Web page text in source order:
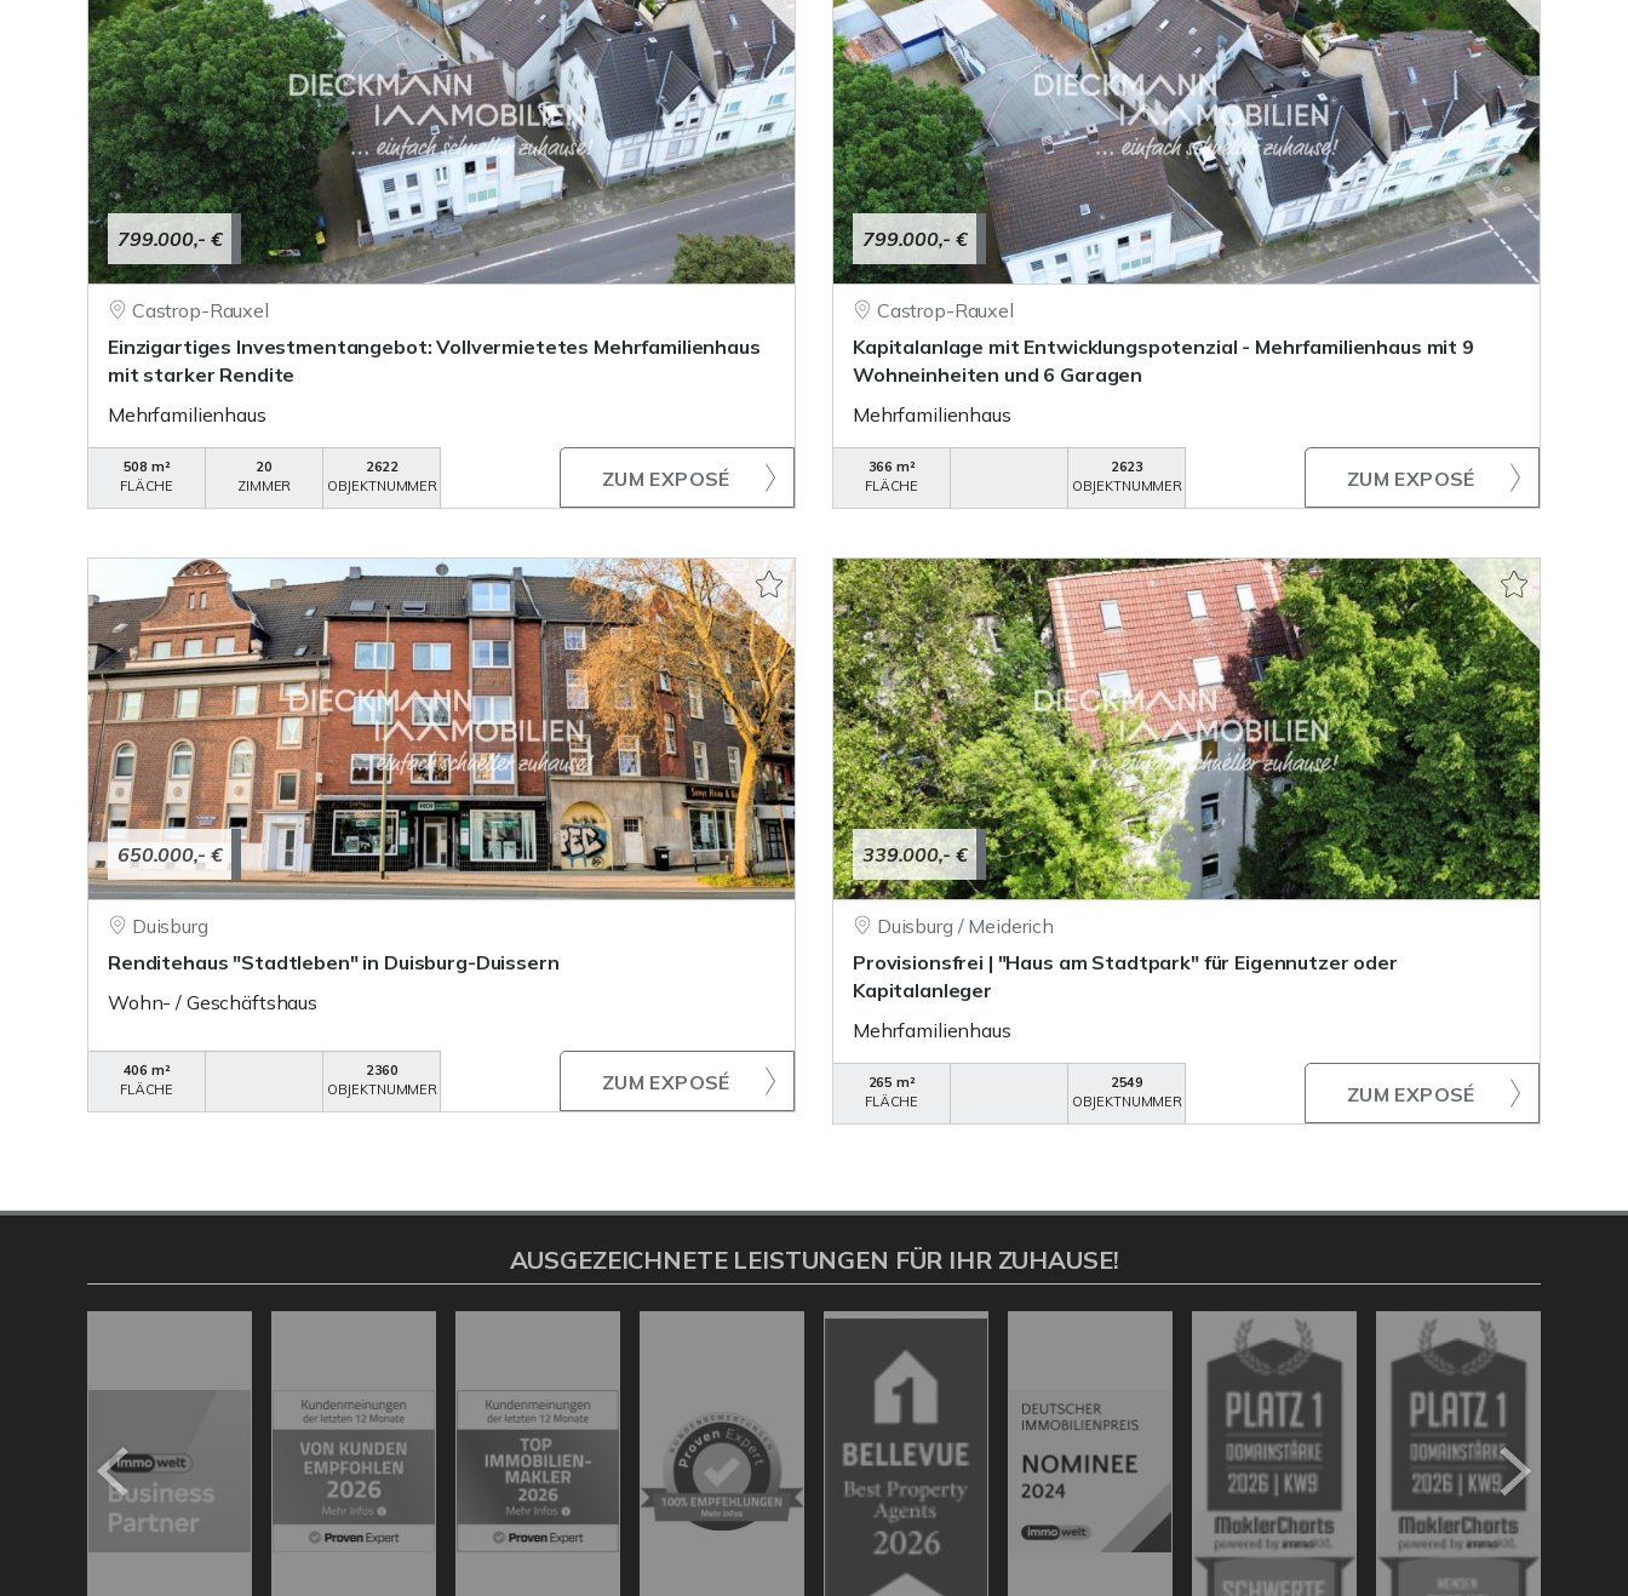
799.000,- €
Castrop-Rauxel
Einzigartiges Investmentangebot: Vollvermietetes Mehrfamilienhaus
mit starker Rendite
Mehrfamilienhaus
508 m²
FLÄCHE
20
ZIMMER
2622
OBJEKTNUMMER
ZUM EXPOSÉ
799.000,- €
Castrop-Rauxel
Kapitalanlage mit Entwicklungspotenzial - Mehrfamilienhaus mit 9
Wohneinheiten und 6 Garagen
Mehrfamilienhaus
366 m²
FLÄCHE
2623
OBJEKTNUMMER
ZUM EXPOSÉ
650.000,- €
Duisburg
Renditehaus "Stadtleben" in Duisburg-Duissern
Wohn- / Geschäftshaus
406 m²
FLÄCHE
2360
OBJEKTNUMMER
ZUM EXPOSÉ
339.000,- €
Duisburg / Meiderich
Provisionsfrei | "Haus am Stadtpark" für Eigennutzer oder
Kapitalanleger
Mehrfamilienhaus
265 m²
FLÄCHE
2549
OBJEKTNUMMER
ZUM EXPOSÉ
AUSGEZEICHNETE LEISTUNGEN FÜR IHR ZUHAUSE!